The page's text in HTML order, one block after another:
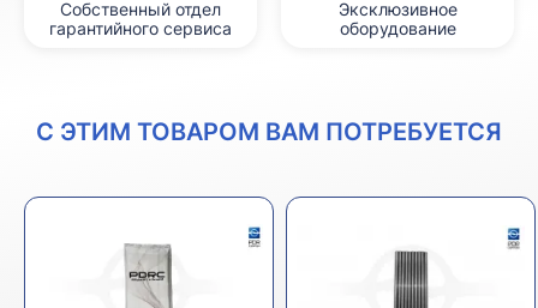
Собственный отдел
гарантийного сервиса
Эксклюзивное
оборудование
С ЭТИМ ТОВАРОМ ВАМ ПОТРЕБУЕТСЯ